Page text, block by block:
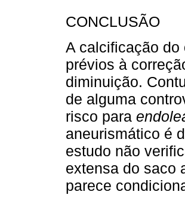
CONCLUSÃO
A calcificação
prévios à
diminuição.
de alguma
risco para
aneurismático é
estudo não
exten­sa do saco
parece